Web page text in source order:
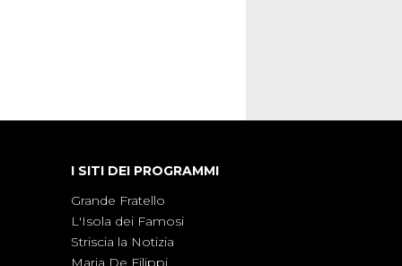
I SITI DEI PROGRAMMI
Grande Fratello
L'Isola dei Famosi
Striscia la Notizia
Maria De Filippi